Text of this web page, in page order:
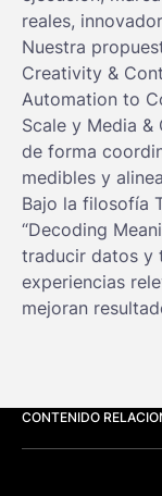
reales,
Nuestra
Creativity &
Automation to
Scale y Media
de forma
medibles y
Bajo la filosofía
“Decoding
traducir datos y
experiencias
mejoran
CONTENIDO